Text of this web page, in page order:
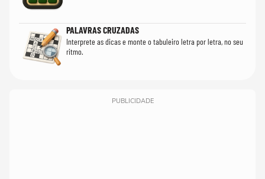
PALAVRAS CRUZADAS
Interprete as dicas e monte o tabuleiro letra por letra, no seu
ritmo.
PUBLICIDADE